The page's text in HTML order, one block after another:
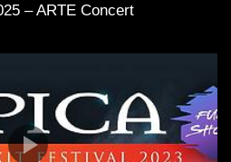
– ARTE Concert